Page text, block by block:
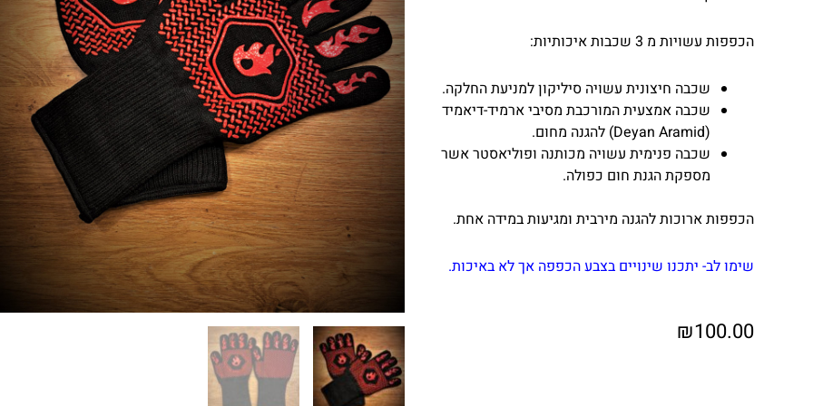
הכפפות עשויות מ 3 שכבות איכותיות:
שכבה חיצונית עשויה סיליקון למניעת החלקה.
שכבה אמצעית המורכבת מסיבי ארמיד-דיאמיד
(Deyan Aramid) להגנה מחום.
שכבה פנימית עשויה מכותנה ופוליאסטר אשר
מספקת הגנת חום כפולה.
הכפפות ארוכות להגנה מירבית ומגיעות במידה אחת.
שימו לב- יתכנו שינויים בצבע הכפפה אך לא באיכות.
₪100.00